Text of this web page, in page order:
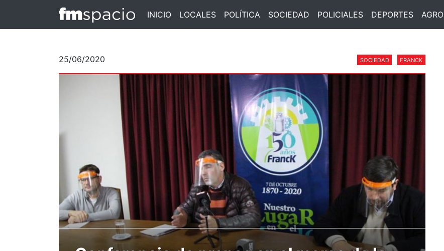
INICIO LOCALES POLÍTICA SOCIEDAD POLICIALES DEPORTES AGRO
25/06/2020 SOCIEDAD FRANCK